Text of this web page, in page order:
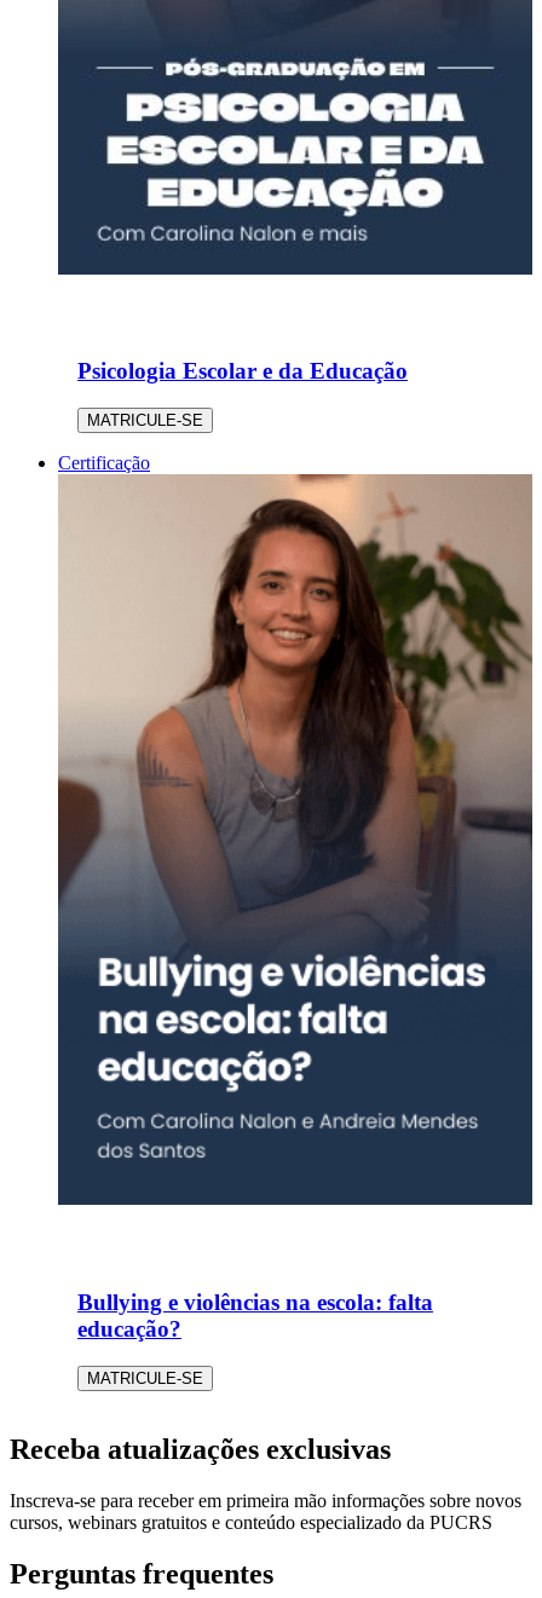
Psicologia Escolar e da Educação
MATRICULE-SE
Certificação
Bullying e violências na escola: falta
educação?
MATRICULE-SE
Receba atualizações exclusivas
Inscreva-se para receber em primeira mão informações sobre novos
cursos, webinars gratuitos e conteúdo especializado da PUCRS
Perguntas frequentes